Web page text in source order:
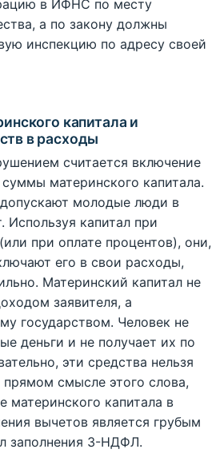
в ИФНС по месту
а по закону должны
инспекцию по адресу своей
капитала и
в расходы
считается включение
материнского капитала.
молодые люди в
Используя капитал при
при оплате процентов), они,
его в свои расходы,
Материнский капитал не
заявителя, а
государством. Человек не
деньги и не получает их по
эти средства нельзя
смысле этого слова,
материнского капитала в
вычетов является грубым
заполнения 3-НДФЛ.